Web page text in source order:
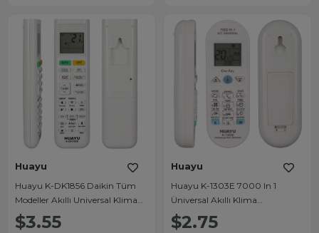
Huayu
Huayu K-DK1856 Daikin Tüm
Modeller Akıllı Universal Klima
Kumandası
$3.55
Huayu
Huayu K-1303E 7000 In 1
Üniversal Akıllı Klima
Kumandası
$2.75